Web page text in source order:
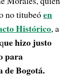
no titubeóen
Histórico, a
ue hizo justo
para
de Bogotá.